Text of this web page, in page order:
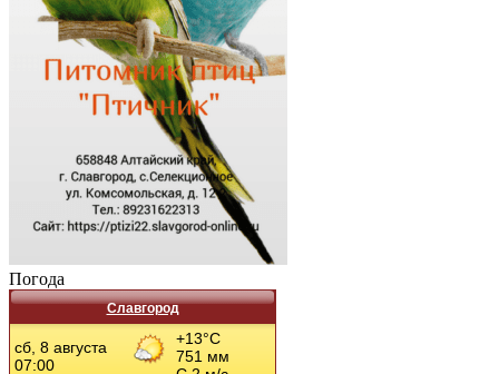
Погода
Славгород